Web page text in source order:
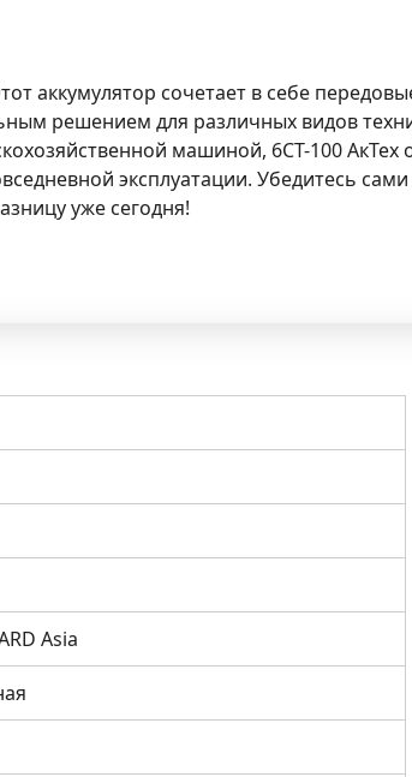
аккумулятор сочетает в себе
решением для различных видов
машиной, 6СТ-100 АкТех
эксплуатации. Убедитесь
уже сегодня!
Asia